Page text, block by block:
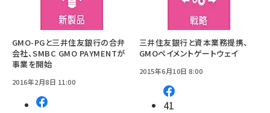
GMO-PGと三井住友銀行の合弁
会社、SMBC GMO PAYMENTが
事業を開始
2016年2月8日 11:00
三井住友銀行と資本業務提携、
GMOペイメントゲートウェイ
2015年6月10日 8:00
41